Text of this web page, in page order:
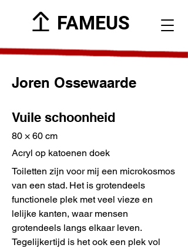
FAMEUS
Joren Ossewaarde
Vuile schoonheid
80 × 60 cm
Acryl op katoenen doek
Toiletten zijn voor mij een microkosmos
van een stad. Het is grotendeels
functionele plek met veel vieze en
lelijke kanten, waar mensen
grotendeels langs elkaar leven.
Tegelijkertijd is het ook een plek vol